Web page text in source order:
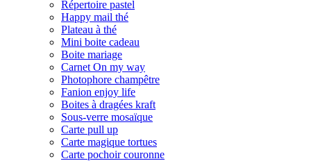
Répertoire pastel
Happy mail thé
Plateau à thé
Mini boite cadeau
Boite mariage
Carnet On my way
Photophore champêtre
Fanion enjoy life
Boites à dragées kraft
Sous-verre mosaïque
Carte pull up
Carte magique tortues
Carte pochoir couronne